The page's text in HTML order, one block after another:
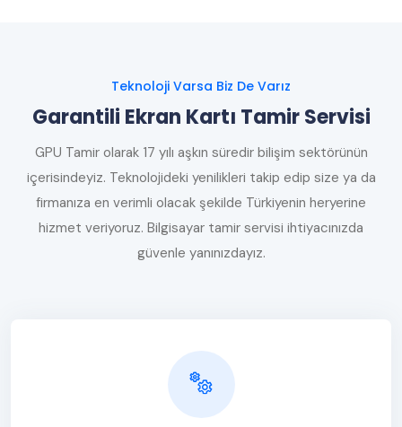
Teknoloji Varsa Biz De Varız
Garantili Ekran Kartı Tamir Servisi
GPU Tamir olarak 17 yılı aşkın süredir bilişim sektörünün
içerisindeyiz. Teknolojideki yenilikleri takip edip size ya da
firmanıza en verimli olacak şekilde Türkiyenin heryerine
hizmet veriyoruz. Bilgisayar tamir servisi ihtiyacınızda
güvenle yanınızdayız.